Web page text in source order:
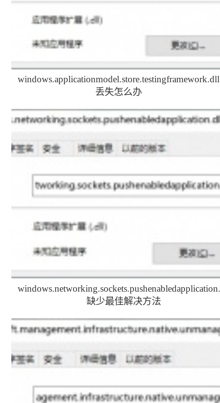
windows.applicationmodel.store.testingframework.dll
丢失怎么办
缺少最佳解决方法